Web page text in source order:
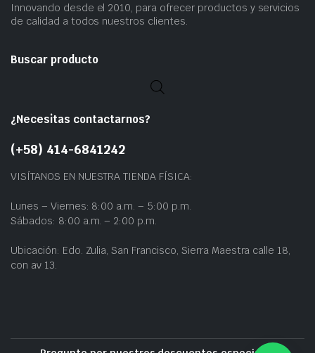
Innovando desde el 2010, para ofrecer productos y servicios
de calidad a todos nuestros clientes.
Buscar producto
¿Necesitas contactarnos?
(+58) 414-6841242
VISÍTANOS EN NUESTRA TIENDA FÍSICA:
Lunes – Viernes: 8:00 a.m. – 5:00 p.m.
Sábados: 8:00 a.m. – 2:00 p.m.
Ubicación: Edo. Zulia, San Francisco, Sierra Maestra calle 18,
con av 13.